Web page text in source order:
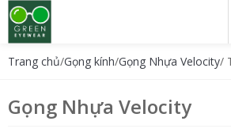
Trang chủ/Gọng kính/Gọng Nhựa Velocity/
Gọng Nhựa Velocity